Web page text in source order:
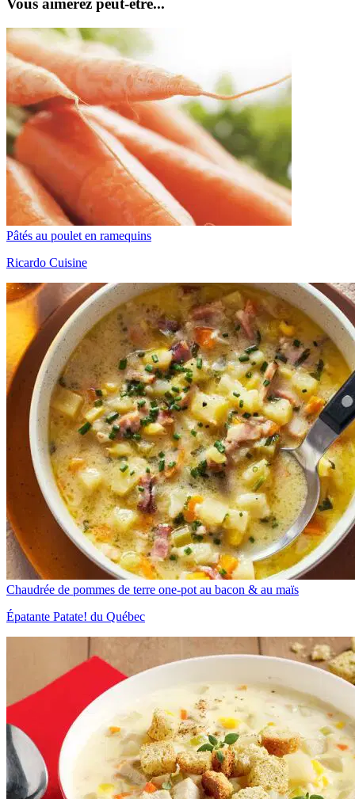
Vous aimerez peut-être...
Pâtés au poulet en ramequins
Ricardo Cuisine
Chaudrée de pommes de terre one-pot au bacon & au maïs
Épatante Patate! du Québec